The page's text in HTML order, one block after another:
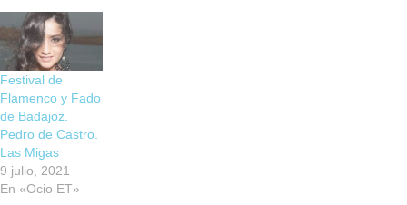
Festival de
Flamenco y Fado
de Badajoz.
Pedro de Castro.
Las Migas
9 julio, 2021
En «Ocio ET»